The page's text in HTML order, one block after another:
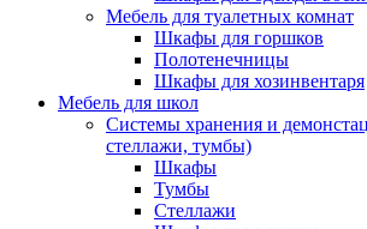
Мебель для туалетных комнат
Шкафы для горшков
Полотенечницы
Шкафы для хозинвентаря
Мебель для школ
Системы хранения и
стеллажи, тумбы)
Шкафы
Тумбы
Стеллажи